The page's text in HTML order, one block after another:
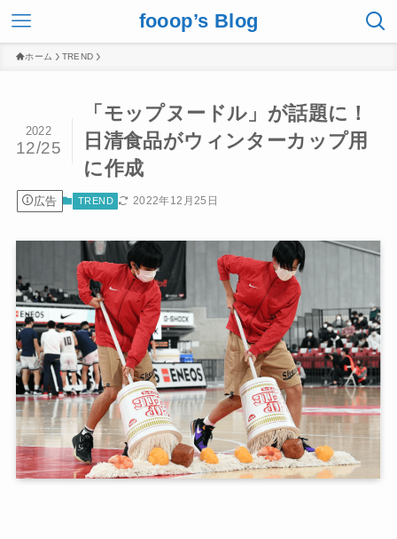
fooop’s Blog
ホーム TREND
「モップヌードル」が話題に！
日清食品がウィンターカップ用
に作成
2022
12/25
広告 TREND 2022年12月25日